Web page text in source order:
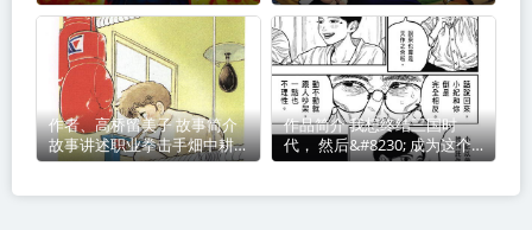
第二部
講談社、東立出版社、天下出
版 连载杂志: 月刊少年ライバ
ル 别
作者、高桥留美子 故事简介
故事讲述职业拳击手畑中耕作
因暴饮
作品简介 我想终结三国时
代， 然后&#8230; 成为这个
国家全民爱戴的伟人。 令和